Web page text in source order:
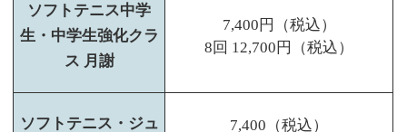
ソフトテニス中学
生・中学生強化クラ
ス 月謝
7,400円（税込）
8回 12,700円（税込）
ソフトテニス・ジュ
7,400（税込）